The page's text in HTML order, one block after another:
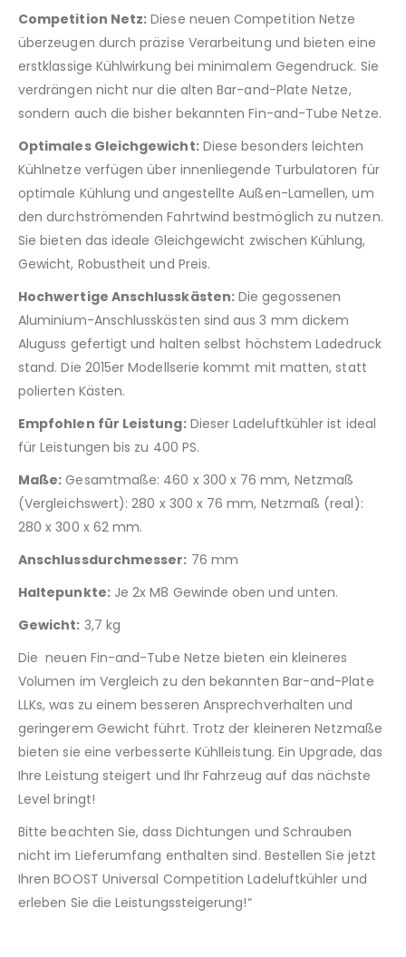
Competition Netz: Diese neuen Competition Netze
überzeugen durch präzise Verarbeitung und bieten eine
erstklassige Kühlwirkung bei minimalem Gegendruck. Sie
verdrängen nicht nur die alten Bar-and-Plate Netze,
sondern auch die bisher bekannten Fin-and-Tube Netze.
Optimales Gleichgewicht:Diese besonders leichten
Kühlnetze verfügen über innenliegende Turbulatoren für
optimale Kühlung und angestellte Außen-Lamellen, um
den durchströmenden Fahrtwind bestmöglich zu nutzen.
Sie bieten das ideale Gleichgewicht zwischen Kühlung,
Gewicht, Robustheit und Preis.
Hochwertige Anschlusskästen:Die gegossenen
Aluminium-Anschlusskästen sind aus 3 mm dickem
Aluguss gefertigt und halten selbst höchstem Ladedruck
stand. Die 2015er Modellserie kommt mit matten, statt
polierten Kästen.
Empfohlen für Leistung:Dieser Ladeluftkühler ist ideal
für Leistungen bis zu 400 PS.
Maße: Gesamtmaße: 460 x 300 x 76 mm, Netzmaß
(Vergleichswert): 280 x 300 x 76 mm, Netzmaß (real):
280 x 300 x 62 mm.
Anschlussdurchmesser: 76 mm
Haltepunkte:Je 2x M8 Gewinde oben und unten.
Gewicht: 3,7 kg
Die neuen Fin-and-Tube Netze bieten ein kleineres
Volumen im Vergleich zu den bekannten Bar-and-Plate
LLKs, was zu einem besseren Ansprechverhalten und
geringerem Gewicht führt. Trotz der kleineren Netzmaße
bieten sie eine verbesserte Kühlleistung. Ein Upgrade, das
Ihre Leistung steigert und Ihr Fahrzeug auf das nächste
Level bringt!
Bitte beachten Sie, dass Dichtungen und Schrauben
nicht im Lieferumfang enthalten sind. Bestellen Sie jetzt
Ihren BOOST Universal Competition Ladeluftkühler und
erleben Sie die Leistungssteigerung!“